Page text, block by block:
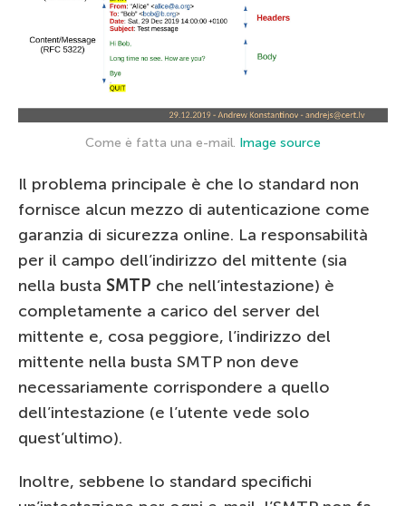
Come è fatta una e-mail. Image source
Il problema principale è che lo standard non
fornisce alcun mezzo di autenticazione come
garanzia di sicurezza online. La responsabilità
per il campo dell’indirizzo del mittente (sia
nella busta SMTP che nell’intestazione) è
completamente a carico del server del
mittente e, cosa peggiore, l’indirizzo del
mittente nella busta SMTP non deve
necessariamente corrispondere a quello
dell’intestazione (e l’utente vede solo
quest’ultimo).
Inoltre, sebbene lo standard specifichi